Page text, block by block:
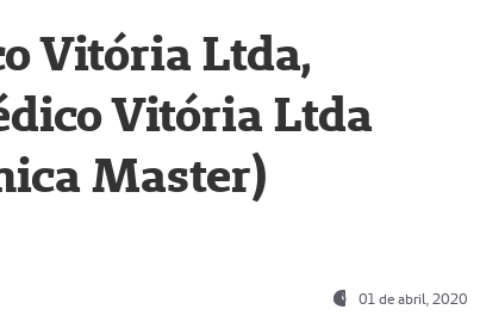
Vitória Ltda,
Vitória Ltda
Master)
01 de abril, 2020